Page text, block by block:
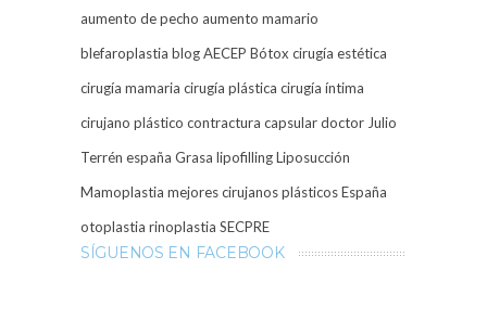
aumento de pecho aumento mamario
blefaroplastia blog AECEP Bótox cirugía estética
cirugía mamaria cirugía plástica cirugía íntima
cirujano plástico contractura capsulardoctor Julio
Terrén españa Grasa lipofillingLiposucción
Mamoplastia mejores cirujanos plásticos España
otoplastia rinoplastia SECPRE
SÍGUENOS EN FACEBOOK